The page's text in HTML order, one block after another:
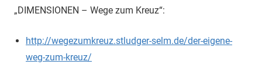
Kreuz
„DIMENSIONEN – Wege zum Kreuz“:
http://wegezumkreuz.stludger-selm.de/der-eigene-
weg-zum-kreuz/